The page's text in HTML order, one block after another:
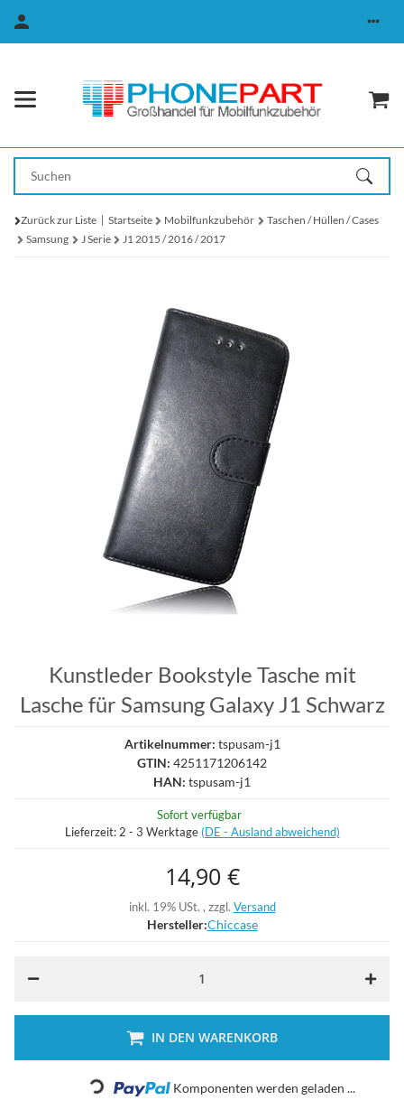
Zurück zur Liste Startseite Mobilfunkzubehör
Taschen / Hüllen / Cases
Samsung
J Serie J1 2015 / 2016 / 2017
Kunstleder Bookstyle Tasche mit
Lasche für Samsung Galaxy J1 Schwarz
Artikelnummer: tspusam-j1
GTIN: 4251171206142
HAN: tspusam-j1
Sofort verfügbar
Lieferzeit: 2 - 3 Werktage (DE - Ausland abweichend)
14,90 €
inkl. 19% USt. , zzgl. Versand
Hersteller:Chiccase
IN DEN WARENKORB
Loading... Komponenten werden geladen ...